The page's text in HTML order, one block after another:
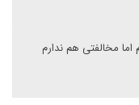
اما مخالفتی هم ندارم